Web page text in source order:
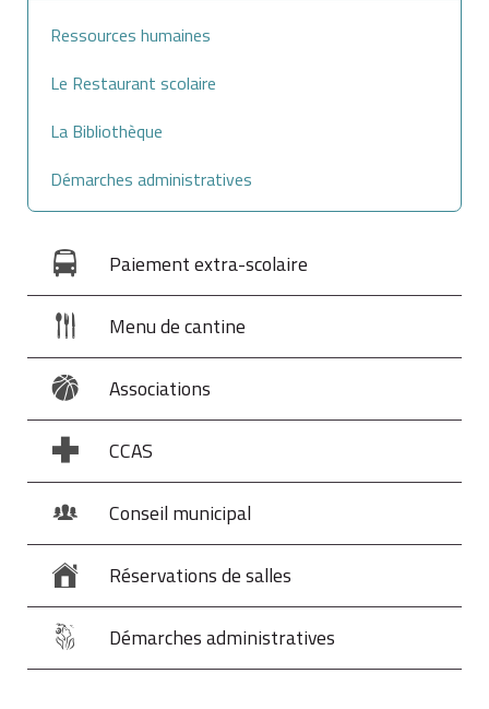
Ressources humaines
Le Restaurant scolaire
La Bibliothèque
Démarches administratives
Paiement extra-scolaire
Menu de cantine
Associations
CCAS
Conseil municipal
Réservations de salles
Démarches administratives